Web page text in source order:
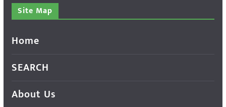
Site Map
Home
SEARCH
About Us